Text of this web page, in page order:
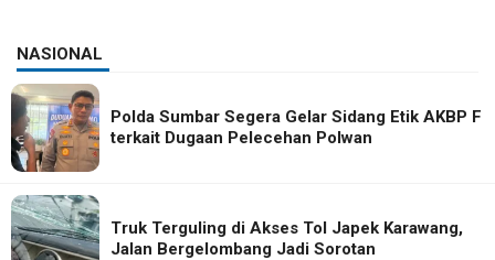
NASIONAL
Polda Sumbar Segera Gelar Sidang Etik AKBP F
terkait Dugaan Pelecehan Polwan
Truk Terguling di Akses Tol Japek Karawang,
Jalan Bergelombang Jadi Sorotan